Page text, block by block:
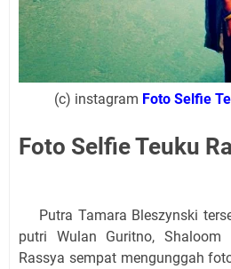
(c) instagram Foto Selfie
Foto Selfie Teuku
Putra Tamara Bleszynski
putri Wulan Guritno, Shaloom
Rassya sempat mengunggah